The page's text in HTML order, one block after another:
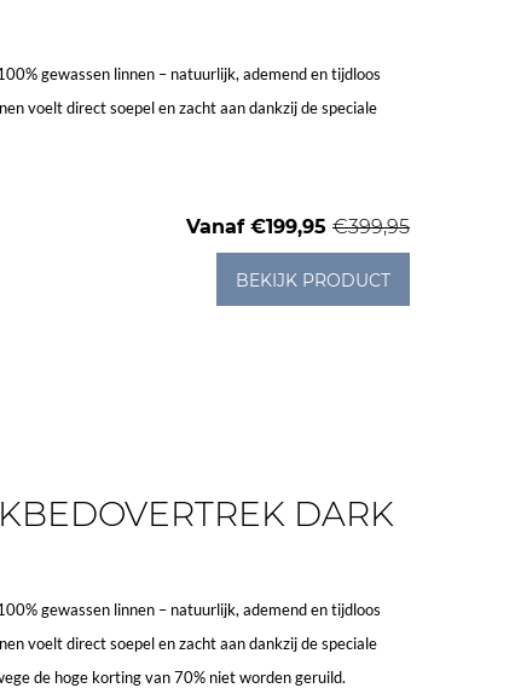
gewassen linnen – natuurlijk, ademend en tijdloos
voelt direct soepel en zacht aan dankzij de speciale
Vanaf €199,95 €399,95
BEKIJK PRODUCT
DARK
gewassen linnen – natuurlijk, ademend en tijdloos
voelt direct soepel en zacht aan dankzij de speciale
de hoge korting van 70% niet worden geruild.